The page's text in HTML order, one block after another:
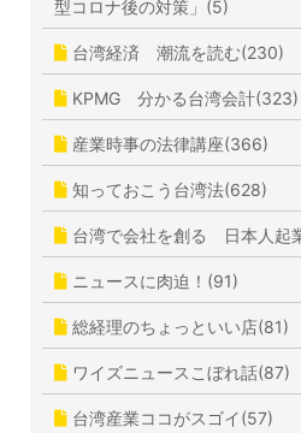
型コロナ後の対策」(5)
台湾経済 潮流を読む(230)
KPMG 分かる台湾会計(323)
産業時事の法律講座(366)
知っておこう台湾法(628)
台湾で会社を創る 日本人起
ニュースに肉迫！(91)
総経理のちょっといい店(81)
ワイズニュースこぼれ話(87)
台湾産業ココがスゴイ(57)